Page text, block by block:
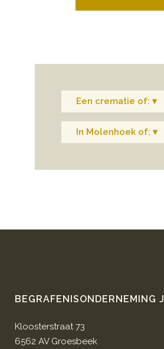
Een crematie of: ▾
In Molenhoek of: ▾
BEGRAFENISONDERNEMING
Kloosterstraat 73
6562 AV Groesbeek